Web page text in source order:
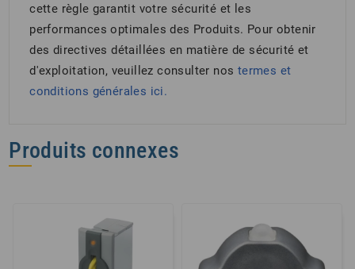
cette règle garantit votre sécurité et les
performances optimales des Produits. Pour obtenir
des directives détaillées en matière de sécurité et
d'exploitation, veuillez consulter nos termes et
conditions générales ici.
Produits connexes